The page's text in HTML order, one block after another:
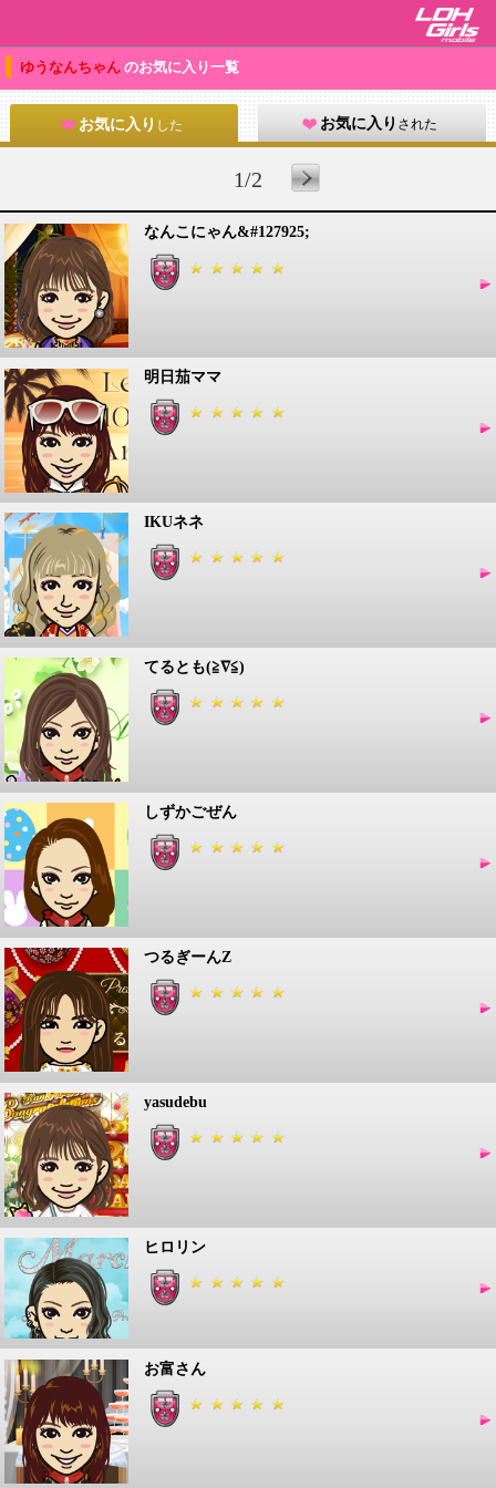
ゆうなんちゃん のお気に入り一覧
お気に入り した お気に入り された
1/2
なんこにゃん&#127925;
明日茄ママ
IKUネネ
てるとも(≧∇≦)
しずかごぜん
つるぎーんZ
yasudebu
ヒロリン
お富さん